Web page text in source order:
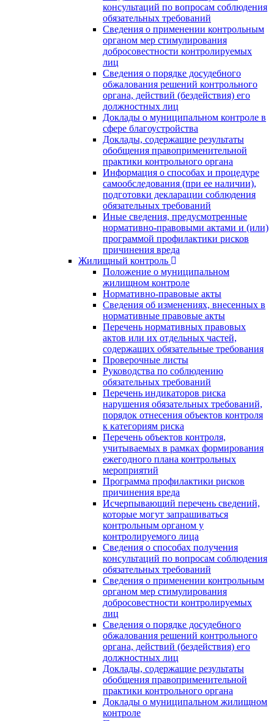
консультаций по вопросам соблюдения
обязательных требований
Сведения о применении контрольным
органом мер стимулирования
добросовестности контролируемых
лиц
Сведения о порядке досудебного
обжалования решений контрольного
органа, действий (бездействия) его
должностных лиц
Доклады о муниципальном контроле в
сфере благоустройства
Доклады, содержащие результаты
обобщения правоприменительной
практики контрольного органа
Информация о способах и процедуре
самообследования (при ее наличии),
подготовки декларации соблюдения
обязательных требований
Иные сведения, предусмотренные
нормативно-правовыми актами и (или)
программой профилактики рисков
причинения вреда
Жилищный контроль
Положение о муниципальном
жилищном контроле
Нормативно-правовые акты
Сведения об изменениях, внесенных в
нормативные правовые акты
Перечень нормативных правовых
актов или их отдельных частей,
содержащих обязательные требования
Проверочные листы
Руководства по соблюдению
обязательных требований
Перечень индикаторов риска
нарушения обязательных требований,
порядок отнесения объектов контроля
к категориям риска
Перечень объектов контроля,
учитываемых в рамках формирования
ежегодного плана контрольных
мероприятий
Программа профилактики рисков
причинения вреда
Исчерпывающий перечень сведений,
которые могут запрашиваться
контрольным органом у
контролируемого лица
Сведения о способах получения
консультаций по вопросам соблюдения
обязательных требований
Сведения о применении контрольным
органом мер стимулирования
добросовестности контролируемых
лиц
Сведения о порядке досудебного
обжалования решений контрольного
органа, действий (бездействия) его
должностных лиц
Доклады, содержащие результаты
обобщения правоприменительной
практики контрольного органа
Доклады о муниципальном жилищном
контроле